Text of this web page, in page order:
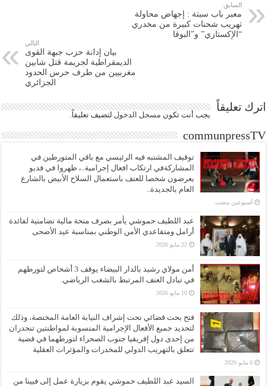
السابق
معبر باب سبتة : إجهاض محاولة
تهريب شحنات كبيرة من مخدري
“الإكستازي” و”البوفا
التالي
بيان إدانة حزب جبهة القوى
الديمقراطية لجريمة قتل شابين
مغربيين من طرف حرس الحدود
الجزائري
اترك تعليقاً
يجب أنت تكون مسجل الدخول لتضيف تعليقاً.
communpressTV
توقيف المشتبه فيه الرئيسي مع باقي المتورطين في
المشاركةفي ارتكاب افعال إجرامية..، ظهروا في فديو
يعرضون شخصا للعنف باستعمال السلاح الأبيض بالشارع
العام بالجديدة..
‏أسبوعين مضت
عبد اللطيف حموشي يأمر بصرف منحة مالية تضامنية لفائدة
أرامل ومتقاعدي الأمن الوطني بمناسبة عيد الأضحى
22 مايو 2026
أمن مولاي رشيد بالدار البيضاء يوقف 3 أشخاص لتورطهم
في تبادل العنف المرتبط بالشغب الرياضي.
10 مايو 2026
فتح بحث قضائي تحت إشراف النيابة العامة المختصة، وذلك
لتحديد جميع الأفعال الإجرامية المنسوبة لمواطنتين تنحدران
من إحدى دول إفريقيا جنوب الصحراء لتورطهما في قضية
تتعلق بالتهريب الدولي للمخدرات والمؤثرات العقلية
6 مايو 2026
السيد عبد اللطيف حموشي يقوم بزيارة عمل إلى فيينا من